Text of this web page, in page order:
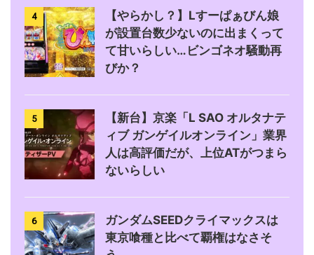
4
【やらかし？】Lすーぱぁびん娘
が設置台数少ないのに出まくって
て甘いらしい…ビンゴネオ騒動再
びか？
5
【新台】京楽「L SAO オルタナテ
ィブ ガンゲイルオンライン」業界
人は高評価だが、上位ATがつまら
ないらしい
6
ガンダムSEEDクライマックスは
東京喰種と比べて覇権はなさそ